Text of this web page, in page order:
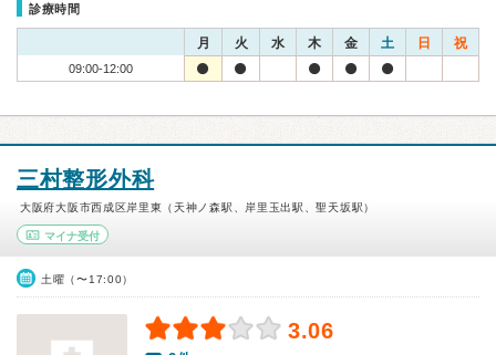
診療時間
月 火 水 木 金 土 日 祝
09:00-12:00
三村整形外科
大阪府大阪市西成区岸里東（天神ノ森駅、岸里玉出駅、聖天坂駅）
マイナ受付
土曜（〜17:00）
3.06